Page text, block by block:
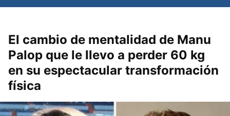
El cambio de mentalidad de Manu
Palop que le llevo a perder 60 kg
en su espectacular transformación
física